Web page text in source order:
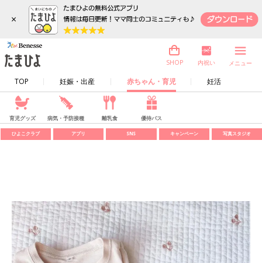
×
TOP 妊娠・出産 赤ちゃん・育児 妊活
SHOP 内祝い メニュー
育児グッズ 病気・予防接種 離乳食 優待パス
ひよこクラブ アプリ SNS キャンペーン 写真スタジオ